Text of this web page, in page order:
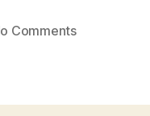
Commentson
Kopf